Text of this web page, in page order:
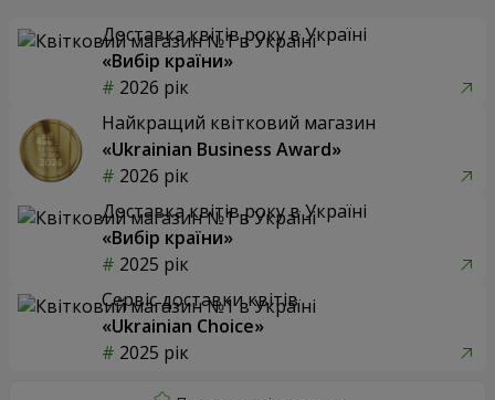
Доставка квітів року в Україні
«Вибір країни»
2026 рік
Найкращий квітковий магазин
«Ukrainian Business Award»
2026 рік
Доставка квітів року в Україні
«Вибір країни»
2025 рік
Сервіс доставки квітів
«Ukrainian Choice»
2025 рік